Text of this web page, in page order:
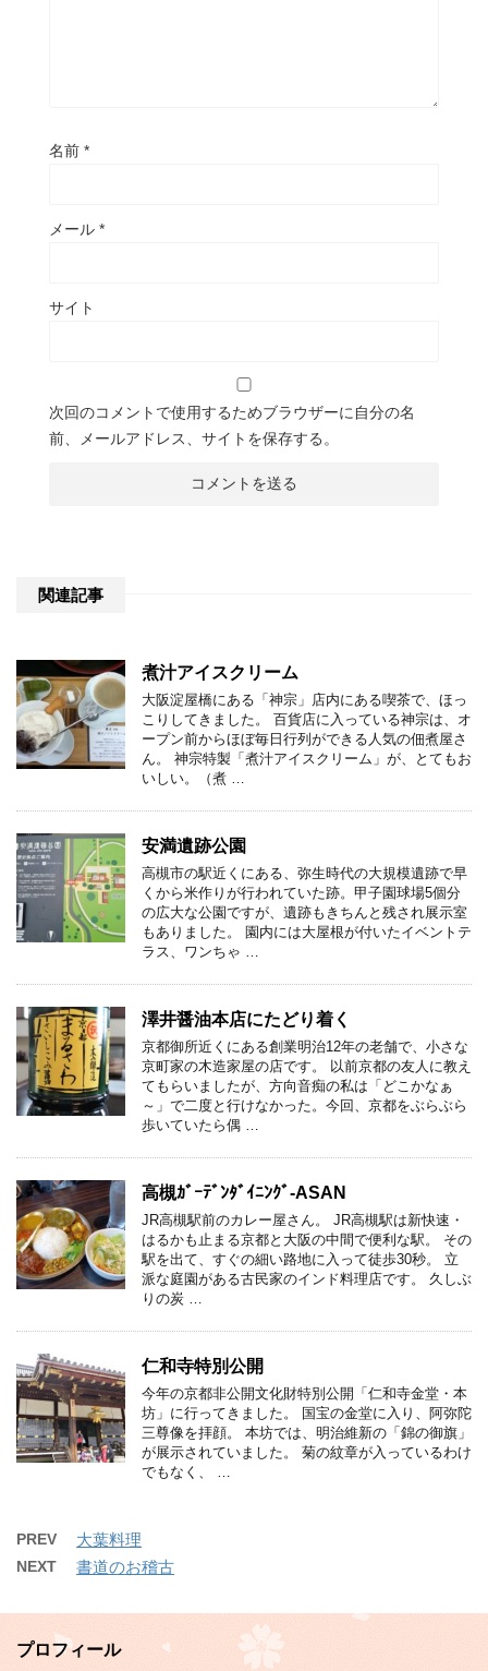
名前 *
メール *
サイト
次回のコメントで使用するためブラウザーに自分の名
前、メールアドレス、サイトを保存する。
関連記事
煮汁アイスクリーム
大阪淀屋橋にある「神宗」店内にある喫茶で、ほっ
こりしてきました。 百貨店に入っている神宗は、オ
ープン前からほぼ毎日行列ができる人気の佃煮屋さ
ん。 神宗特製「煮汁アイスクリーム」が、とてもお
いしい。（煮 …
安満遺跡公園
高槻市の駅近くにある、弥生時代の大規模遺跡で早
くから米作りが行われていた跡。甲子園球場5個分
の広大な公園ですが、遺跡もきちんと残され展示室
もありました。 園内には大屋根が付いたイベントテ
ラス、ワンちゃ …
澤井醤油本店にたどり着く
京都御所近くにある創業明治12年の老舗で、小さな
京町家の木造家屋の店です。 以前京都の友人に教え
てもらいましたが、方向音痴の私は「どこかなぁ
～」で二度と行けなかった。今回、京都をぶらぶら
歩いていたら偶 …
高槻ｶﾞｰﾃﾞﾝﾀﾞｲﾆﾝｸﾞ-ASAN
JR高槻駅前のカレー屋さん。 JR高槻駅は新快速・
はるかも止まる京都と大阪の中間で便利な駅。 その
駅を出て、すぐの細い路地に入って徒歩30秒。 立
派な庭園がある古民家のインド料理店です。 久しぶ
りの炭 …
仁和寺特別公開
今年の京都非公開文化財特別公開「仁和寺金堂・本
坊」に行ってきました。 国宝の金堂に入り、阿弥陀
三尊像を拝顔。 本坊では、明治維新の「錦の御旗」
が展示されていました。 菊の紋章が入っているわけ
でもなく、 …
PREV 大葉料理
NEXT 書道のお稽古
プロフィール